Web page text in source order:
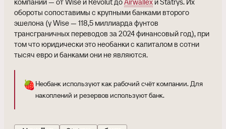
обороты сопоставимы с крупными банками второго
эшелона (у Wise — 118,5 миллиарда фунтов
трансграничных переводов за 2024 финансовый год), при
том что юридически это необанки с капиталом в сотни
тысяч евро и банками они не являются.
🍓Необанк используют как рабочий счёт компании. Для
накоплений и резервов используют банк.